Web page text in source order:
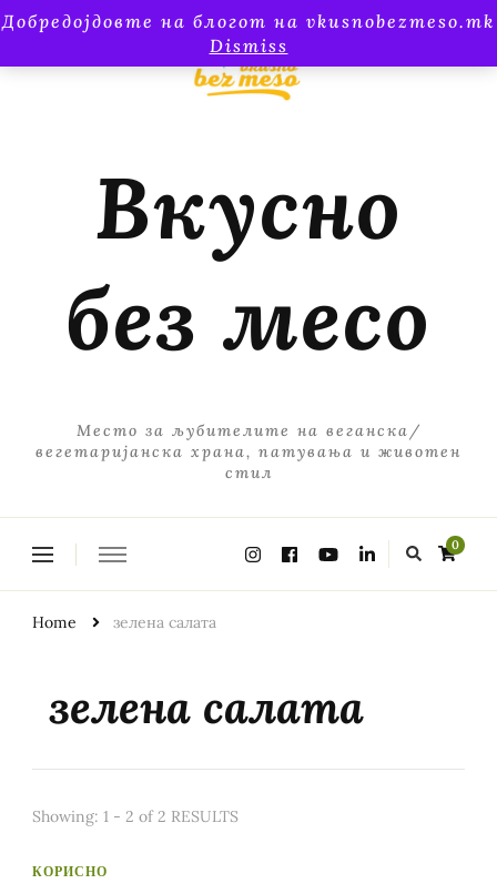
Добредојдовте на блогот на vkusnobezmeso.mk
Dismiss
Вкусно
без месо
Место за љубителите на веганска/
вегетаријанска храна, патувања и животен
стил
0
Home зелена салата
зелена салата
Showing: 1 - 2 of 2 RESULTS
КОРИСНО